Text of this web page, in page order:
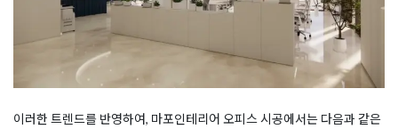
이러한 트렌드를 반영하여, 마포인테리어 오피스 시공에서는 다음과 같은